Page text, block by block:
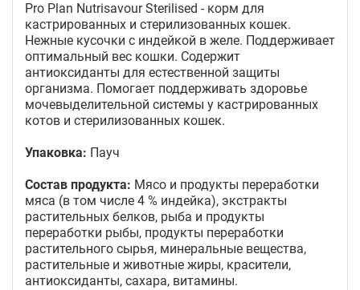
Pro Plan Nutrisavour Sterilised - корм для
кастрированных и стерилизованных кошек.
Нежные кусочки с индейкой в желе. Поддерживает
оптимальный вес кошки. Содержит
антиоксиданты для естественной защиты
организма. Помогает поддерживать здоровье
мочевыделительной системы у кастрированных
котов и стерилизованных кошек.
Упаковка: Пауч
Состав продукта: Мясо и продукты переработки
мяса (в том числе 4 % индейка), экстракты
растительных белков, рыба и продукты
переработки рыбы, продукты переработки
растительного сырья, минеральные вещества,
растительные и животные жиры, красители,
антиоксиданты, сахара, витамины.